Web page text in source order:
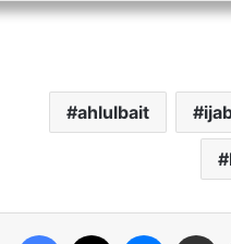
ahlulbait
Facebook